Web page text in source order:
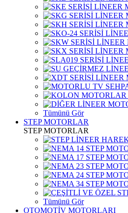
Tümünü Gör
STEP MOTORLAR
STEP MOTORLAR
Tümünü Gör
OTOMOTİV MOTORLARI